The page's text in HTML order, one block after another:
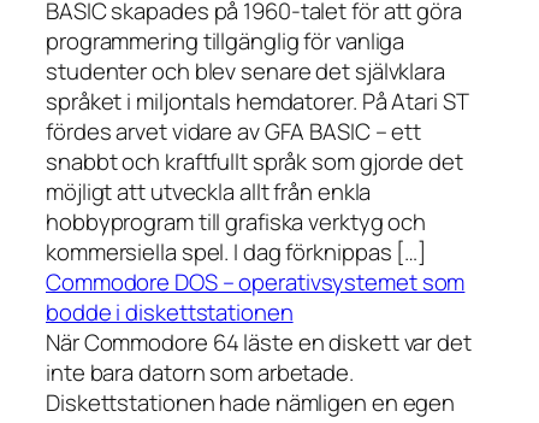
BASIC skapades på 1960-talet för att göra
programmering tillgänglig för vanliga
studenter och blev senare det självklara
språket i miljontals hemdatorer. På Atari ST
fördes arvet vidare av GFA BASIC – ett
snabbt och kraftfullt språk som gjorde det
möjligt att utveckla allt från enkla
hobbyprogram till grafiska verktyg och
kommersiella spel. I dag förknippas […]
Commodore DOS – operativsystemet som
bodde i diskettstationen
När Commodore 64 läste en diskett var det
inte bara datorn som arbetade.
Diskettstationen hade nämligen en egen